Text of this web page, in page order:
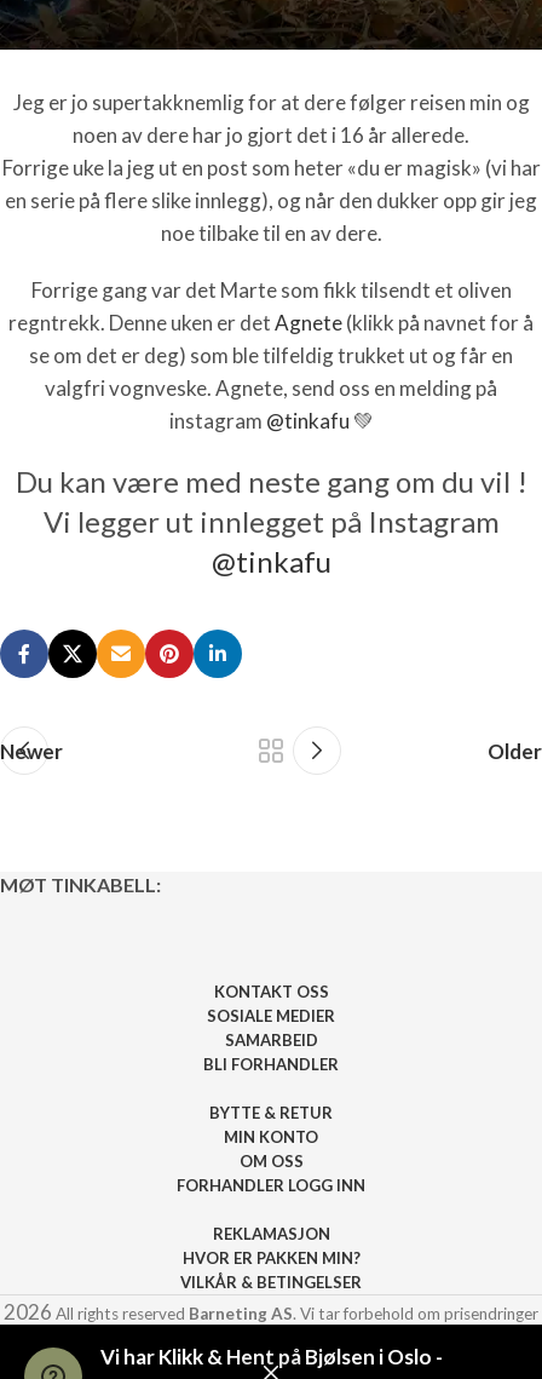
Vi har Klikk & Hent på Bjølsen i Oslo -
Jeg er jo supertakknemlig for at dere følger reisen min og
noen av dere har jo gjort det i 16 år allerede.
Forrige uke la jeg ut en post som heter «du er magisk» (vi har
en serie på flere slike innlegg), og når den dukker opp gir jeg
noe tilbake til en av dere.
Forrige gang var det Marte som fikk tilsendt et oliven
regntrekk. Denne uken er detAgnete(klikk på navnet for å
se om det er deg) som ble tilfeldig trukket ut og får en
valgfri vognveske. Agnete, send oss en melding på
instagram @tinkafu 💚
Du kan være med neste gang om du vil !
Vi legger ut innlegget på Instagram
@tinkafu
Newer Older
MØT TINKABELL:
KONTAKT OSS
SOSIALE MEDIER
SAMARBEID
BLI FORHANDLER
BYTTE & RETUR
MIN KONTO
OM OSS
FORHANDLER LOGG INN
REKLAMASJON
HVOR ER PAKKEN MIN?
VILKÅR & BETINGELSER
2026 All rights reserved Barneting AS. Vi tar forbehold om prisendringer
eller andre feil på siden.